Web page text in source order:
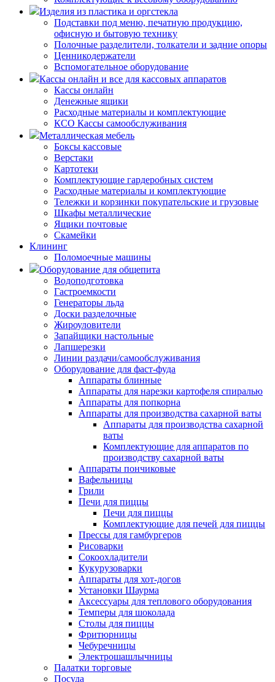
Изделия из пластика и оргстекла
Подставки под меню, печатную продукцию,
офисную и бытовую технику
Полочные разделители, толкатели и задние опоры
Ценникодержатели
Вспомогательное оборудование
Кассы онлайн и все для кассовых аппаратов
Кассы онлайн
Денежные ящики
Расходные материалы и комплектующие
КСО Кассы самообслуживания
Металлическая мебель
Боксы кассовые
Верстаки
Картотеки
Комплектующие гардеробных систем
Расходные материалы и комплектующие
Тележки и корзинки покупательские и грузовые
Шкафы металлические
Ящики почтовые
Скамейки
Клининг
Поломоечные машины
Оборудование для общепита
Водоподготовка
Гастроемкости
Генераторы льда
Доски разделочные
Жироуловители
Запайщики настольные
Лапшерезки
Линии раздачи/самообслуживания
Оборудование для фаст-фуда
Аппараты блинные
Аппараты для нарезки картофеля спиралью
Аппараты для попкорна
Аппараты для производства сахарной ваты
Аппараты для производства сахарной
ваты
Комплектующие для аппаратов по
производству сахарной ваты
Аппараты пончиковые
Вафельницы
Грили
Печи для пиццы
Печи для пиццы
Комплектующие для печей для пиццы
Прессы для гамбургеров
Рисоварки
Сокоохладители
Кукурузоварки
Аппараты для хот-догов
Установки Шаурма
Аксессуары для теплового оборудования
Темперы для шоколада
Столы для пиццы
Фритюрницы
Чебуречницы
Электрошашлычницы
Палатки торговые
Посуда